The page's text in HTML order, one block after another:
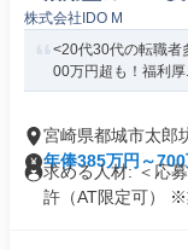
株式会社IDO M
<20代30代の転職者
00万円超も！福利厚
宮崎県都城市太郎
年俸385万円～
求める人材: ＜応
許（AT限定可） ※